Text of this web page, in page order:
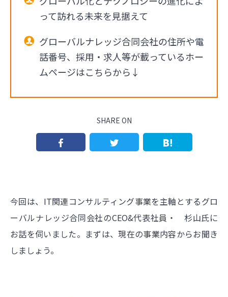
って訪れる未来を見据えて
グローバルナレッジ合同会社の住所や電
話番号、採用・求人等が載っているホー
ムページはこちらから↓
SHARE ON
今回は、IT関連コンサルティング事業を主軸とするグロ
ーバルナレッジ合同会社のCEO&代表社員・ 杉山氏に
お話を伺いました。まずは、現在の事業内容からお聞き
しましょう。